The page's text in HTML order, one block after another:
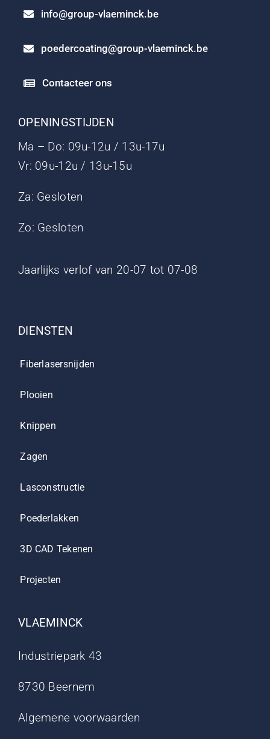
info@group-vlaeminck.be
poedercoating@group-vlaeminck.be
Contacteer ons
OPENINGSTIJDEN
Ma – Do: 09u-12u / 13u-17u
Vr: 09u-12u / 13u-15u
Za: Gesloten
Zo: Gesloten
Jaarlijks verlof van 20-07 tot 07-08
DIENSTEN
Fiberlasersnijden
Plooien
Knippen
Zagen
Lasconstructie
Poederlakken
3D CAD Tekenen
Projecten
VLAEMINCK
Industriepark 43
8730 Beernem
Algemene voorwaarden